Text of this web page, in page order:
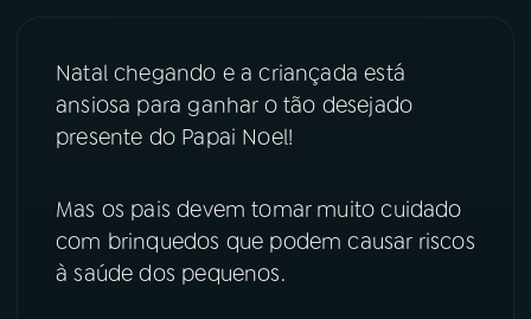
07 ÚLTIMAS
ACOMPANHE A RÁDIO NACIONAL
Natal chegando e a criançada está
ansiosa para ganhar o tão desejado
presente do Papai Noel!
Mas os pais devem tomar muito cuidado
com brinquedos que podem causar riscos
à saúde dos pequenos.